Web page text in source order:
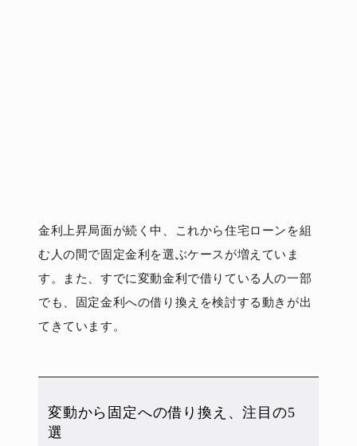
金利上昇局面が続く中、これから住宅ローンを組
む人の間で固定金利を選ぶケースが増えていま
す。また、すでに変動金利で借りている人の一部
でも、固定金利への借り換えを検討する動きが出
てきています。
変動から固定への借り換え、注目の5
選